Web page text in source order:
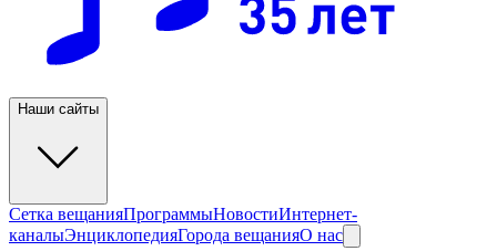
Наши сайты
Сетка вещанияПрограммыНовостиИнтернет-
каналыЭнциклопедияГорода вещанияО нас